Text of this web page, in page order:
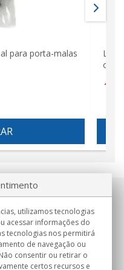
para porta-malas
ou
utilizamos tecnologias
acessar informações do
tecnologias nos permitirá
de navegação ou
consentir ou retirar o
certos recursos e